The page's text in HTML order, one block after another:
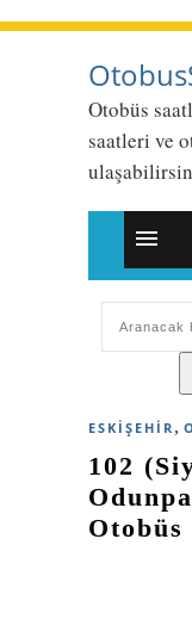
Otobüs
saatleri ve
ESKIŞEHIR ,
102